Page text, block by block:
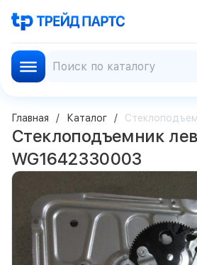
Главная Каталог
Стеклоподъемник
WG1642330003